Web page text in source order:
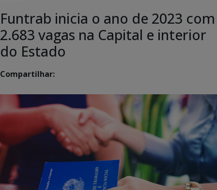
Funtrab inicia o ano de 2023 com
2.683 vagas na Capital e interior
do Estado
Compartilhar: